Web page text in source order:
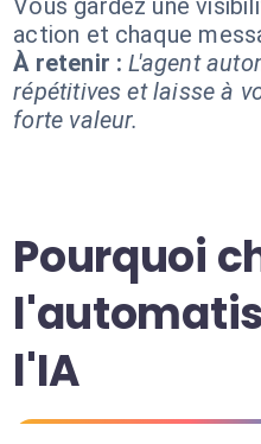
Vous gardez une
action et chaque
À retenir : L'agent
répétitives et laisse à
forte valeur.
Pourquoi
l'IA